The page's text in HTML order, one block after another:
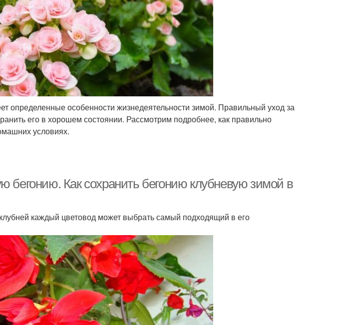
определенные особенности жизнедеятельности зимой. Правильный уход за
его в хорошем состоянии. Рассмотрим подробнее, как правильно
условиях.
бегонию. Как сохранить бегонию клубневую зимой в
каждый цветовод может выбрать самый подходящий в его